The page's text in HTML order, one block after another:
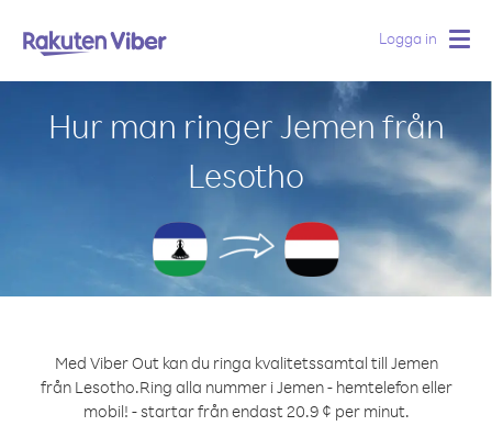
Logga in
Hur man ringer Jemen från
Lesotho
Med Viber Out kan du ringa kvalitetssamtal till Jemen
från Lesotho.Ring alla nummer i Jemen - hemtelefon eller
mobil! - startar från endast 20.9 ¢ per minut.